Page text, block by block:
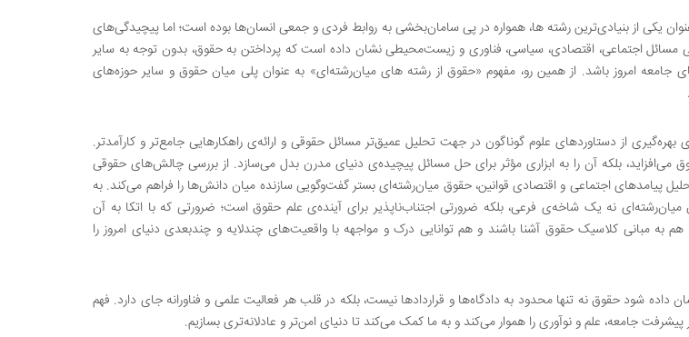
یکی از بنیادی‌ترین رشته ها، همواره در پی سامان‌بخشی به روابط فردی و جمعی انسان‌ها بوده است؛ اما پیچیدگی‌های
مسائل اجتماعی، اقتصادی، سیاسی، فناوری و زیست‌محیطی نشان داده است که پرداختن به حقوق، بدون توجه به سایر
جامعه امروز باشد. از همین رو، مفهوم «حقوق از رشته های میان‌رشته‌ای» به ‌عنوان پلی میان حقوق و سایر حوزه‌های
از دستاوردهای علوم گوناگون در جهت تحلیل عمیق‌تر مسائل حقوقی و ارائه‌ی راهکارهایی جامع‌تر و کارآمدتر.
می‌افزاید، بلکه آن را به ابزاری مؤثر برای حل مسائل پیچیده‌ی دنیای مدرن بدل می‌سازد. از بررسی چالش‌های حقوقی
پیامدهای اجتماعی و اقتصادی قوانین، حقوق میان‌رشته‌ای بستر گفت‌وگویی سازنده میان دانش‌ها را فراهم می‌کند. به
نه یک شاخه‌ی فرعی، بلکه ضرورتی اجتناب‌ناپذیر برای آینده‌ی علم حقوق است؛ ضرورتی که با اتکا به آن
به مبانی کلاسیک حقوق آشنا باشند و هم توانایی درک و مواجهه با واقعیت‌های چندلایه و چندبعدی دنیای امروز را
شود حقوق نه تنها محدود به دادگاه‌ها و قراردادها نیست، بلکه در قلب هر فعالیت علمی و فناورانه جای دارد. فهم
پیشرفت جامعه، علم و نوآوری را هموار می‌کند و به ما کمک می‌کند تا دنیای امن‌تر و عادلانه‌تری بسازیم.